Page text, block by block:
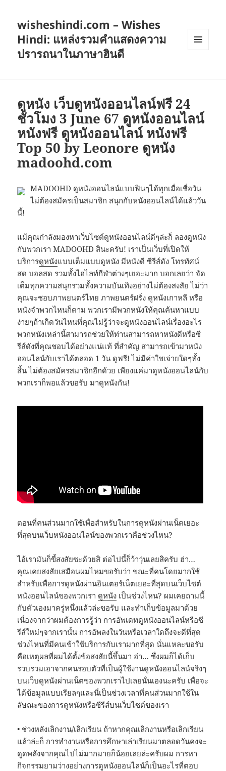
wisheshindi.com – Wishes
Hindi: แหล่งรวมคำแสดงความ
ปรารถนาในภาษาฮินดี
ดูหนัง เว็บดูหนังออนไลน์ฟรี 24
ชั่วโมง 3 June 67 ดูหนังออนไลน์
หนังฟรี ดูหนังออนไลน์ หนังฟรี
Top 50 by Leonore ดูหนัง
madoohd.com
MADOOHD ดูหนังออนไลน์แบบฟินๆได้ทุกเมื่อเชื่อวัน
ไม่ต้องสมัครเป็นสมาชิก สนุกกับหนังออนไลน์ได้แล้ววัน
นี้!
แม้คุณกำลังมองหาเว็บไซต์ดูหนังออนไลน์ดีๆล่ะก็ ลองดูหนัง
กับพวกเรา MADOOHD สินะครับ! เราเป็นเว็บที่เปิดให้
บริการดูหนังแบบเต็มแบบดูหนัง มีหนังดี ซีรีส์ดัง โทรทัศน์
สด บอลสด รวมทั้งไฮไลท์กีฬาต่างๆเยอะมาก บอกเลยว่า จัด
เต็มทุกความสนุกรวมทั้งความบันเทิงอย่างไม่ต้องสงสัย ไม่ว่า
คุณจะชอบภาพยนตร์ไทย ภาพยนตร์ฝรั่ง ดูหนังเกาหลี หรือ
หนังจำพวกไหนก็ตาม พวกเรามีพวกหนังให้คุณค้นหาแบบ
ง่ายๆถ้าเกิดวันไหนที่คุณไม่รู้ว่าจะดูหนังออนไลน์เรื่องอะไร
พวกหนังเหล่านี้สามารถช่วยให้ท่านสามารถหาหนังดีหรือซี
รีส์ดังที่คุณชอบได้อย่างแน่แท้ ที่สำคัญ สามารถเข้ามาหนัง
ออนไลน์กับเราได้ตลอด 1 วัน ดูฟรี! ไม่มีค่าใชเจ่ายใดๆทั้ง
สิ้น ไม่ต้องสมัครสมาชิกอีกด้วย เพียงแค่มาดูหนังออนไลน์กับ
พวกเราก็พอแล้วขอรับ มาดูหนังกัน!
ตอนที่คนส่วนมากใช้เพื่อสำหรับในการดูหนังผ่านเน็ตเยอะ
ที่สุดบนเว็บหนังออนไลน์ของพวกเราคือช่วงไหน?
ไอ้เรามันก็ขี้สงสัยซะด้วยสิ ต่อไปนี้ก็ว้าวุ่นเลยสิครับ ฮ่า…
คุณเคยสงสัยเสมือนผมไหมขอรับว่า ขณะที่คนโดยมากใช้
สำหรับเพื่อการดูหนังผ่านอินเตอร์เน็ตเยอะที่สุดบนเว็บไซต์
หนังออนไลน์ของพวกเรา ดูหนัง เป็นช่วงไหน? ผมเคยถามนี้
กับตัวเองมาครู่หนึ่งแล้วล่ะขอรับ และทำเก็บข้อมูลมาด้วย
เนื่องจากว่าผมต้องการรู้ว่า การอัพเดทดูหนังออนไลน์หรือซี
รีส์ใหม่ๆจากเรานั้น การอัพลงในวันหรือเวลาใดถึงจะดีที่สุด
ช่วงไหนที่มีคนเข้าใช้บริการกับเรามากที่สุด นั่นแหละขอรับ
คือเหตุผลที่ผมได้ตั้งข้อสงสัยนี้ขึ้นมา ฮ่า… ซึ่งผมก็ได้เก็บ
รวบรวมเอาจากคนรอบตัวที่เป็นผู้ใช้งานดูหนังออนไลน์จริงๆ
บนเว็บดูหนังผ่านเน็ตของพวกเราไปเลยนั่นเองนะครับ เพื่อจะ
ได้ข้อมูลแบบเรียลๆและนี่เป็นช่วงเวลาที่คนส่วนมากใช้ใน
ลัษณะของการดูหนังหรือซีรีส์บนเว็บไซต์ของเรา
• ช่วงหลังเลิกงาน/เลิกเรียน ถ้าหากคุณเลิกงานหรือเลิกเรียน
แล้วล่ะก็ การทำงานหรือการศึกษาเล่าเรียนมาตลอดวันคงจะ
ดูดพลังจากคุณไปไม่มากมายก็น้อยเลยล่ะครับผม การหา
กิจกรรมยามว่างอย่างการดูหนังออนไลน์ก็เป็นอะไรที่ตอบ